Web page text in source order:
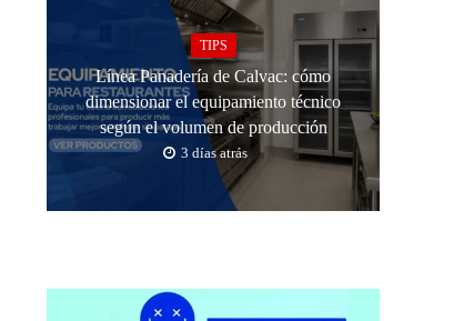
TIPS
Línea Panadería de Calvac: cómo
dimensionar el equipamiento técnico
según el volumen de producción
3 días atrás